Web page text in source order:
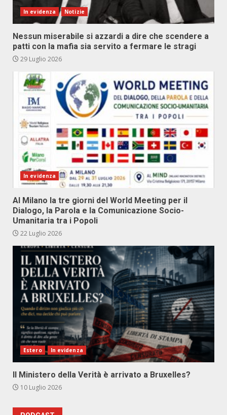
In evidenza Notizie
Nessun miserabile si azzardi a dire che scendere a
patti con la mafia sia servito a fermare le stragi
29 Luglio 2026
In evidenza
Al Milano la tre giorni del World Meeting per il
Dialogo, la Parola e la Comunicazione Socio-
Umanitaria tra i Popoli
22 Luglio 2026
Estero In evidenza
Il Ministero della Verità è arrivato a Bruxelles?
10 Luglio 2026